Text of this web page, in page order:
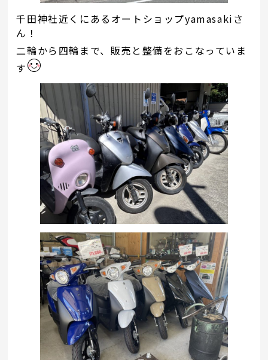
千田神社近くにあるオートショップyamasakiさ
ん！
二輪から四輪まで、販売と整備をおこなっていま
す